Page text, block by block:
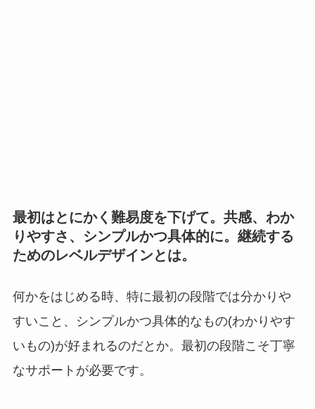
最初はとにかく難易度を下げて。共感、わか
りやすさ、シンプルかつ具体的に。継続する
ためのレベルデザインとは。
何かをはじめる時、特に最初の段階では分かりや
すいこと、シンプルかつ具体的なもの(わかりやす
いもの)が好まれるのだとか。最初の段階こそ丁寧
なサポートが必要です。